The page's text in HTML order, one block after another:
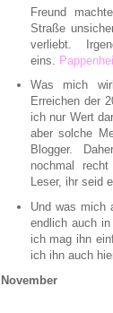
Freund
Straße
verliebt.
eins.
Was mich
Erreichen der
ich nur Wert
aber solche
Blogger.
nochmal
Leser, ihr seid
Und was mich
endlich auch
ich mag ihn
ich ihn auch
November